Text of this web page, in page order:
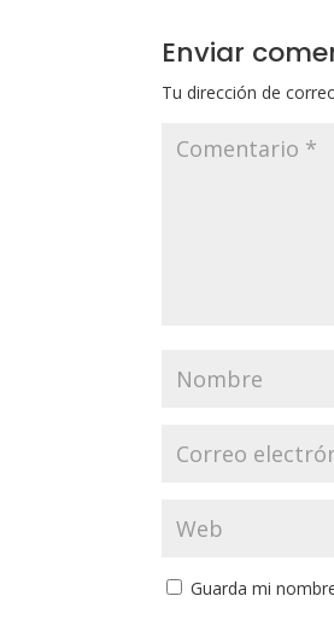
Enviar
Tu dirección de
Guarda mi